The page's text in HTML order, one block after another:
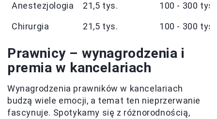
Anestezjologia 21,5 tys. 100 - 300 tys.
Chirurgia 21,5 tys. 100 - 300 tys.
Prawnicy – wynagrodzenia i
premia w kancelariach
Wynagrodzenia prawników w kancelariach
budzą wiele emocji, a temat ten nieprzerwanie
fascynuje. Spotykamy się z różnorodnością,